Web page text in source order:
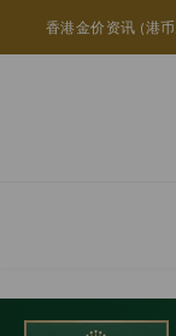
香港金价资讯 (港